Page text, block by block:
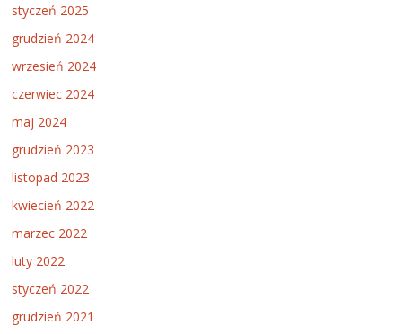
styczeń 2025
grudzień 2024
wrzesień 2024
czerwiec 2024
maj 2024
grudzień 2023
listopad 2023
kwiecień 2022
marzec 2022
luty 2022
styczeń 2022
grudzień 2021